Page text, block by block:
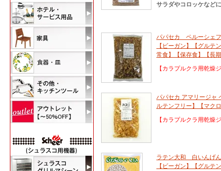
サラダやコロッケなど
パパセカ ペルーシェ
【ビーガン】【グルテ
常食】【保存食】【長
【カラプルクラ用乾燥
パパセカ アマリージャ
ルテンフリー】【マク
【カラプルクラ用乾燥
ラテン大和 白いんげ
【ビーガン】【グルテ